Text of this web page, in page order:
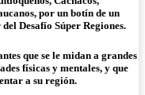
por un botín de un
del Desafío Súper Regiones.
que se le midan a grandes
físicas y mentales, y que
a su región.